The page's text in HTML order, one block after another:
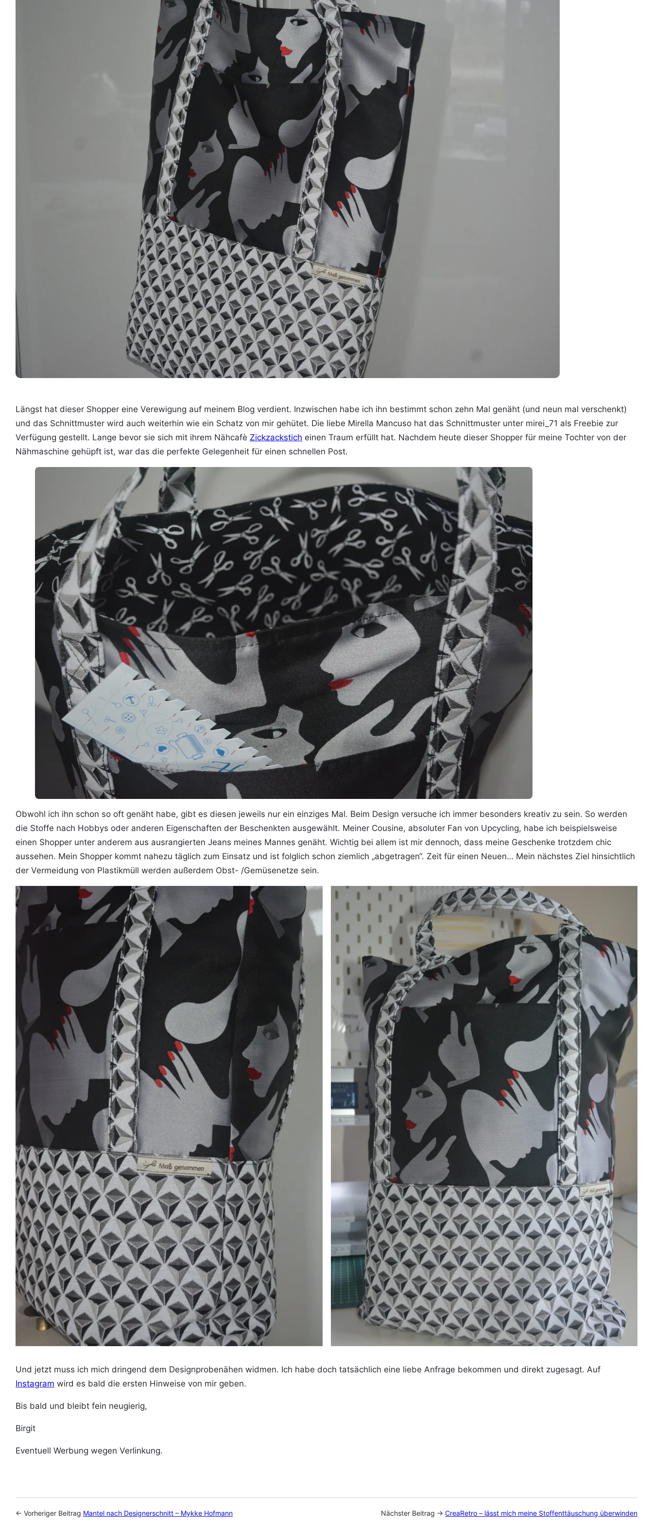
Längst hat dieser Shopper eine Verewigung auf meinem Blog verdient. Inzwischen habe ich ihn bestimmt schon zehn Mal genäht (und neun mal verschenkt)
und das Schnittmuster wird auch weiterhin wie ein Schatz von mir gehütet. Die liebe Mirella Mancuso hat das Schnittmuster unter mirei_71 als Freebie zur
Verfügung gestellt. Lange bevor sie sich mit ihrem Nähcafè Zickzackstich einen Traum erfüllt hat. Nachdem heute dieser Shopper für meine Tochter von der
Nähmaschine gehüpft ist, war das die perfekte Gelegenheit für einen schnellen Post.
Obwohl ich ihn schon so oft genäht habe, gibt es diesen jeweils nur ein einziges Mal. Beim Design versuche ich immer besonders kreativ zu sein. So werden
die Stoffe nach Hobbys oder anderen Eigenschaften der Beschenkten ausgewählt. Meiner Cousine, absoluter Fan von Upcycling, habe ich beispielsweise
einen Shopper unter anderem aus ausrangierten Jeans meines Mannes genäht. Wichtig bei allem ist mir dennoch, dass meine Geschenke trotzdem chic
aussehen. Mein Shopper kommt nahezu täglich zum Einsatz und ist folglich schon ziemlich „abgetragen“. Zeit für einen Neuen… Mein nächstes Ziel hinsichtlich
der Vermeidung von Plastikmüll werden außerdem Obst- /Gemüsenetze sein.
Und jetzt muss ich mich dringend dem Designprobenähen widmen. Ich habe doch tatsächlich eine liebe Anfrage bekommen und direkt zugesagt. Auf
Instagram wird es bald die ersten Hinweise von mir geben.
Bis bald und bleibt fein neugierig,
Birgit
Eventuell Werbung wegen Verlinkung.
← Vorheriger Beitrag Mantel nach Designerschnitt – Mykke Hofmann Nächster Beitrag → CreaRetro – lässt mich meine Stoffenttäuschung überwinden